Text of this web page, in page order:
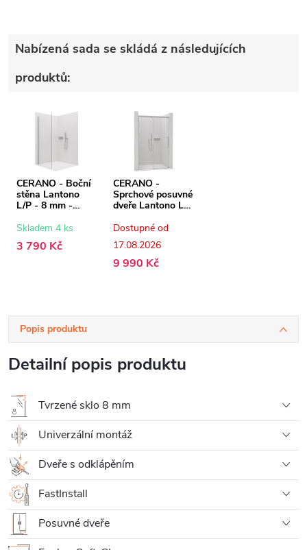
Nabízená sada se skládá z následujících
produktů:
CERANO - Boční
stěna Lantono
L/P - 8 mm -
transparentní sklo
- 80x195 cm
Skladem 4 ks
3 790 Kč
CERANO -
Sprchové posuvné
dveře Lantono L/P
Close - chrom,
- 160x195 cm
Dostupné od
17.08.2026
9 990 Kč
Popis produktu
Detailní popis produktu
Tvrzené sklo 8 mm
Univerzální montáž
Dveře s odklápěním
FastInstall
Posuvné dveře